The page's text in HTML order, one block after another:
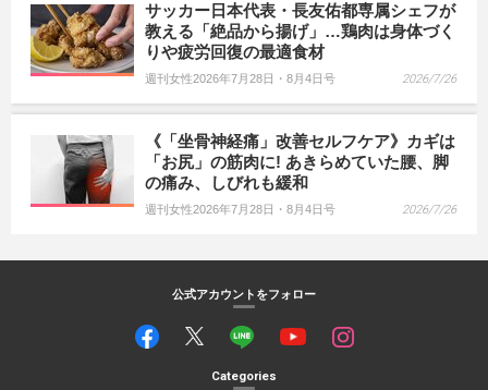
サッカー日本代表・長友佑都専属シェフが
教える「絶品から揚げ」…鶏肉は身体づく
りや疲労回復の最適食材
週刊女性2026年7月28日・8月4日号 2026/7/26
《「坐骨神経痛」改善セルフケア》カギは
「お尻」の筋肉に! あきらめていた腰、脚
の痛み、しびれも緩和
週刊女性2026年7月28日・8月4日号 2026/7/26
公式アカウントをフォロー
Categories